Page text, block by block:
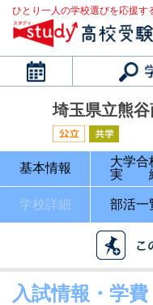
ひとり一人の学校選びを応援す
カレンダー
埼玉県立熊
基本情報
大学合
実
学校詳細 部活一
入試情報・学費